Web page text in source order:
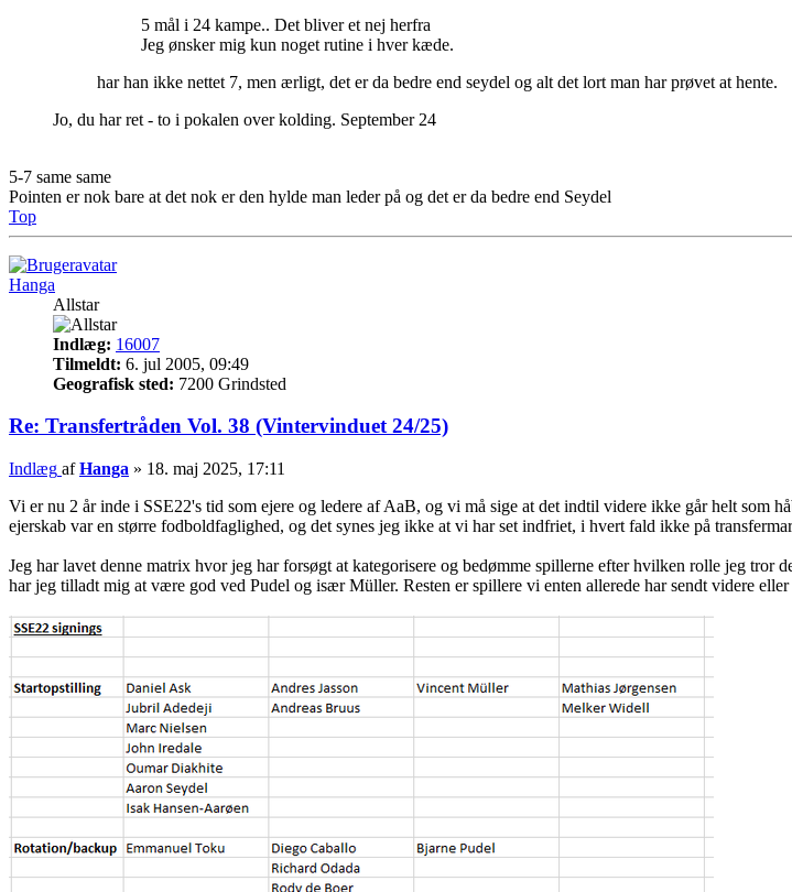
5 mål i 24 kampe.. Det bliver et nej herfra
Jeg ønsker mig kun noget rutine i hver kæde.
har han ikke nettet 7, men ærligt, det er da bedre end seydel og alt det lort man har prøvet at hente.
Jo, du har ret - to i pokalen over kolding. September 24
5-7 same same
Pointen er nok bare at det nok er den hylde man leder på og det er da bedre end Seydel
Top
Hanga
Allstar
Indlæg: 16007
Tilmeldt: 6. jul 2005, 09:49
Geografisk sted: 7200 Grindsted
Re: Transfertråden Vol. 38 (Vintervinduet 24/25)
Indlæg afHanga » 18. maj 2025, 17:11
Vi er nu 2 år inde i SSE22's tid som ejere og ledere af AaB, og vi må sige at det indtil videre ikke går helt som
ejerskab var en større fodboldfaglighed, og det synes jeg ikke at vi har set indfriet, i hvert fald ikke på
Jeg har lavet denne matrix hvor jeg har forsøgt at kategorisere og bedømme spillerne efter hvilken rolle jeg tror
har jeg tilladt mig at være god ved Pudel og især Müller. Resten er spillere vi enten allerede har sendt videre